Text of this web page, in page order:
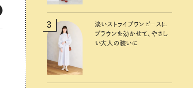
3
淡いストライプワンピースに
ブラウンを効かせて、やさし
い大人の装いに
3
淡いストライプワンピースに
ブラウンを効かせて、やさし
い大人の装いに